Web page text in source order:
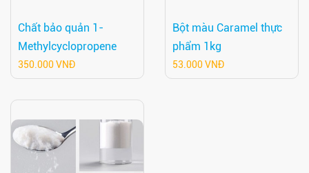
Chất bảo quản 1-
Methylcyclopropene
350.000 VNĐ
Bột màu Caramel thực
phẩm 1kg
53.000 VNĐ